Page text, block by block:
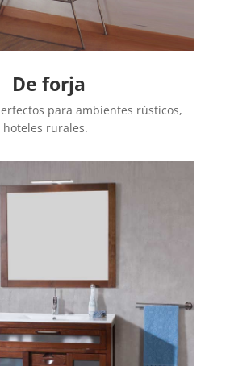
De forja
para ambientes rústicos,
hoteles rurales.